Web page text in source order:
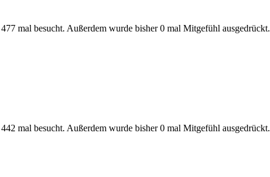
mal besucht. Außerdem wurde bisher 0 mal Mitgefühl ausgedrückt.
mal besucht. Außerdem wurde bisher 0 mal Mitgefühl ausgedrückt.